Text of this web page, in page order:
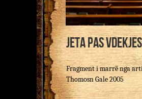
Jeta pas
Fragment i marrë nga
Thomosn Gale 2005